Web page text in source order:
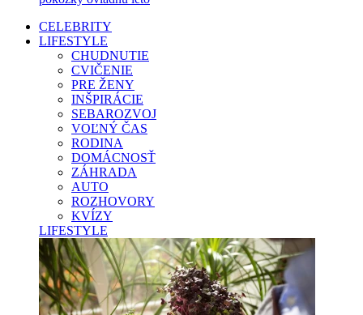
CELEBRITY
LIFESTYLE
CHUDNUTIE
CVIČENIE
PRE ŽENY
INŠPIRÁCIE
SEBAROZVOJ
VOĽNÝ ČAS
RODINA
DOMÁCNOSŤ
ZÁHRADA
AUTO
ROZHOVORY
KVÍZY
LIFESTYLE